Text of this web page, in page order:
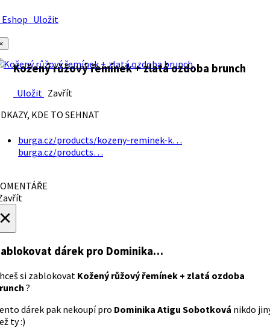
Uložit
Kožený růžový řemínek + zlatá ozdoba brunch
Uložit Zavřít
KDE TO SEHNAT
burga.cz/products/kozeny-reminek-k…
burga.cz/products…
dárek pro Dominika…
si zablokovat Kožený růžový řemínek + zlatá ozdoba
?
dárek pak nekoupí pro Dominika Atigu Sobotková nikdo
ty :)